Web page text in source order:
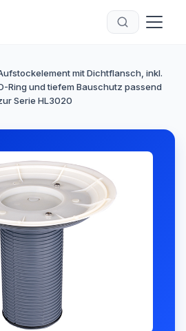
mit Dichtflansch, inkl.
Ring und tiefem Bauschutz passend
Serie HL3020